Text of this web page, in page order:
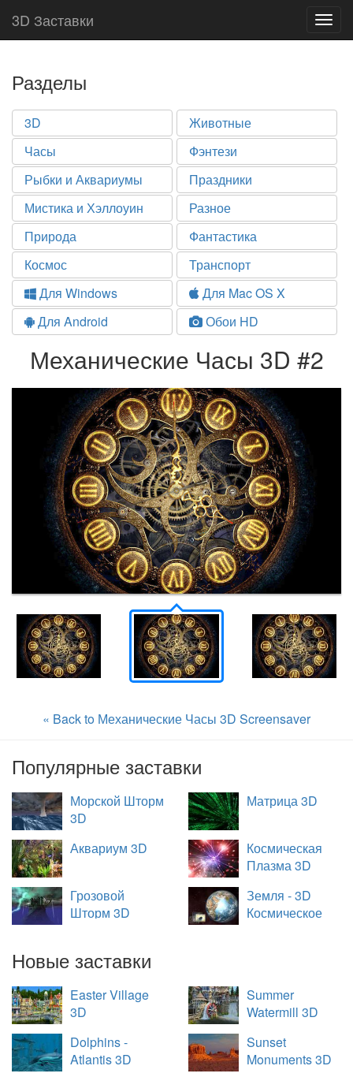
3D Заставки
Разделы
3D
Животные
Часы
Фэнтези
Рыбки и Аквариумы
Праздники
Мистика и Хэллоуин
Разное
Природа
Фантастика
Космос
Транспорт
Для Windows
Для Mac OS X
Для Android
Обои HD
Механические Часы 3D #2
« Back to Механические Часы 3D Screensaver
Популярные заставки
Морской Шторм
3D
Матрица 3D
Аквариум 3D
Космическая
Плазма 3D
Грозовой
Шторм 3D
Земля - 3D
Космическое
Новые заставки
Easter Village
3D
Summer
Watermill 3D
Dolphins -
Atlantis 3D
Sunset
Monuments 3D